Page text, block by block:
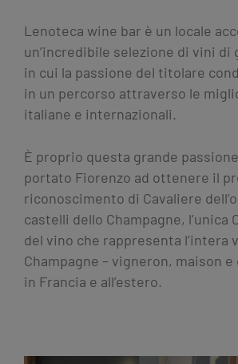
Lenoteca wine bar è un locale
un’incredibile selezione di vini di
in cui la passione del titolare
in un percorso attraverso le
italiane e internazionali.
È proprio questa grande
portato Fiorenzo ad ottenere il
riconoscimento di Cavaliere
castelli dello Champagne, l’unica
del vino che rappresenta l’intera
Champagne – vigneron, maison
in Francia e all’estero.